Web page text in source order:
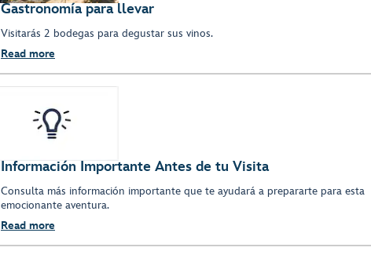
Gastronomía para llevar
Visitarás 2 bodegas para degustar sus vinos.
Read more
Información Importante Antes de tu Visita
Consulta más información importante que te ayudará a prepararte para esta
emocionante aventura.
Read more